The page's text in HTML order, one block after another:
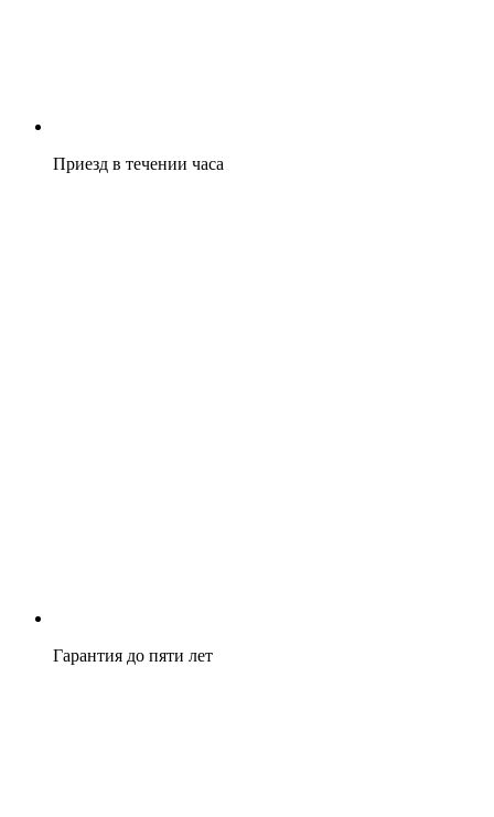
Приезд в течении часа
Гарантия до пяти лет